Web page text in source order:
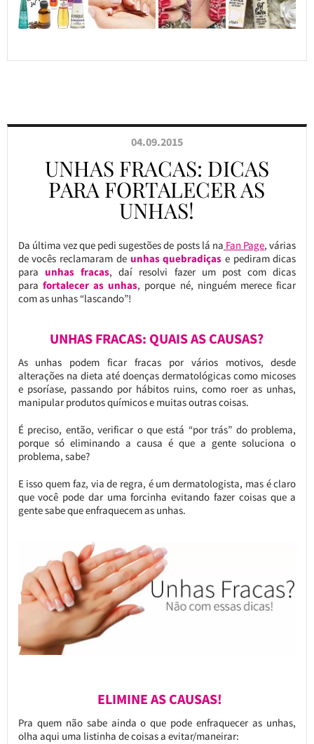
04.09.2015
UNHAS FRACAS: DICAS
PARA FORTALECER AS
UNHAS!
Da última vez que pedi sugestões de posts lá na Fan Page, várias
de vocês reclamaram de unhas quebradiças e pediram dicas
para unhas fracas, daí resolvi fazer um post com dicas
para fortalecer as unhas, porque né, ninguém merece ficar
com as unhas “lascando”!
UNHAS FRACAS: QUAIS AS CAUSAS?
As unhas podem ficar fracas por vários motivos, desde
alterações na dieta até doenças dermatológicas como micoses
e psoríase, passando por hábitos ruins, como roer as unhas,
manipular produtos químicos e muitas outras coisas.
É preciso, então, verificar o que está “por trás” do problema,
porque só eliminando a causa é que a gente soluciona o
problema, sabe?
E isso quem faz, via de regra, é um dermatologista, mas é claro
que você pode dar uma forcinha evitando fazer coisas que a
gente sabe que enfraquecem as unhas.
ELIMINE AS CAUSAS!
Pra quem não sabe ainda o que pode enfraquecer as unhas,
olha aqui uma listinha de coisas a evitar/maneirar: